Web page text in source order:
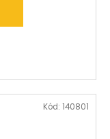
Kód: 140801